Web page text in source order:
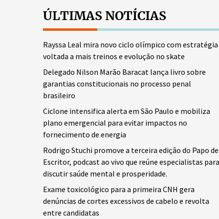
ÚLTIMAS NOTÍCIAS
Rayssa Leal mira novo ciclo olímpico com estratégia
voltada a mais treinos e evolução no skate
Delegado Nilson Marão Baracat lança livro sobre
garantias constitucionais no processo penal
brasileiro
Ciclone intensifica alerta em São Paulo e mobiliza
plano emergencial para evitar impactos no
fornecimento de energia
Rodrigo Stuchi promove a terceira edição do Papo de
Escritor, podcast ao vivo que reúne especialistas para
discutir saúde mental e prosperidade.
Exame toxicológico para a primeira CNH gera
denúncias de cortes excessivos de cabelo e revolta
entre candidatas